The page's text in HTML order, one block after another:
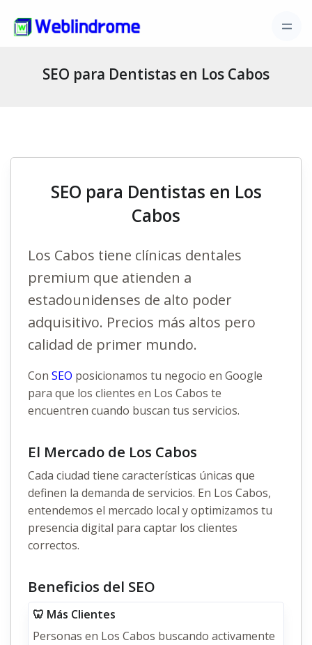
SEO para Dentistas en Los Cabos
SEO para Dentistas en Los
Cabos
Los Cabos tiene clínicas dentales
premium que atienden a
estadounidenses de alto poder
adquisitivo. Precios más altos pero
calidad de primer mundo.
Con SEO posicionamos tu negocio en Google
para que los clientes en Los Cabos te
encuentren cuando buscan tus servicios.
El Mercado de Los Cabos
Cada ciudad tiene características únicas que
definen la demanda de servicios. En Los Cabos,
entendemos el mercado local y optimizamos tu
presencia digital para captar los clientes
correctos.
Beneficios del SEO
🦷 Más Clientes
Personas en Los Cabos buscando activamente